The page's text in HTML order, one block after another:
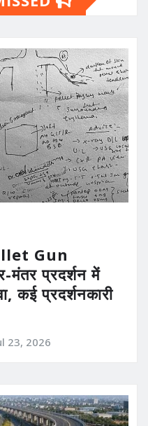
Gun
प्रदर्शन में
कई प्रदर्शनकारी
23, 2026